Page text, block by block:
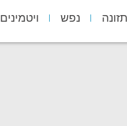
תזונה נפש ויטמינים